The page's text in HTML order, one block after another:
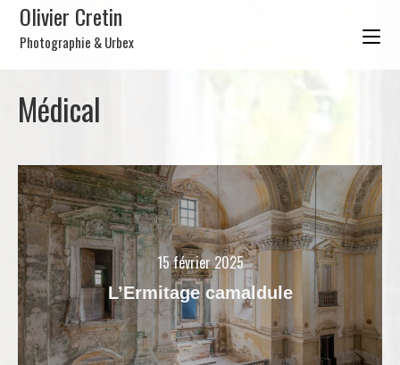
Olivier Cretin
Photographie & Urbex
Médical
15 février 2025
L’Ermitage camaldule